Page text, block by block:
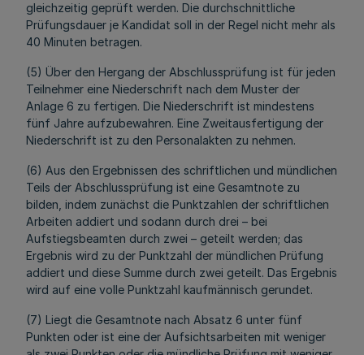
gleichzeitig geprüft werden. Die durchschnittliche
Prüfungsdauer je Kandidat soll in der Regel nicht mehr als
40 Minuten betragen.
(5) Über den Hergang der Abschlussprüfung ist für jeden
Teilnehmer eine Niederschrift nach dem Muster der
Anlage 6 zu fertigen. Die Niederschrift ist mindestens
fünf Jahre aufzubewahren. Eine Zweitausfertigung der
Niederschrift ist zu den Personalakten zu nehmen.
(6) Aus den Ergebnissen des schriftlichen und mündlichen
Teils der Abschlussprüfung ist eine Gesamtnote zu
bilden, indem zunächst die Punktzahlen der schriftlichen
Arbeiten addiert und sodann durch drei – bei
Aufstiegsbeamten durch zwei – geteilt werden; das
Ergebnis wird zu der Punktzahl der mündlichen Prüfung
addiert und diese Summe durch zwei geteilt. Das Ergebnis
wird auf eine volle Punktzahl kaufmännisch gerundet.
(7) Liegt die Gesamtnote nach Absatz 6 unter fünf
Punkten oder ist eine der Aufsichtsarbeiten mit weniger